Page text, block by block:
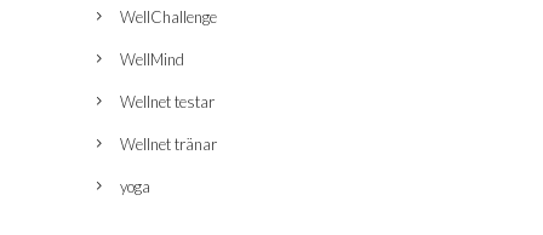
WellChallenge
WellMind
Wellnet testar
Wellnet tränar
yoga